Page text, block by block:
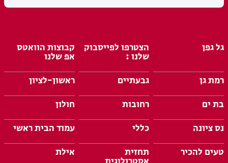
גל גפן הצטרפו לפייסבוק
שלנו :
קבוצות הוואטס
אפ שלנו
רמת גן
גבעתיים
ראשון-לציון
בת ים
רחובות
חולון
נס ציונה
כללי
עמוד הבית ראשי
טעים להכיר
תחזית אילת